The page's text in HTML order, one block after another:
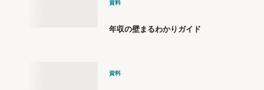
資料
年収の壁まるわかりガイド
資料